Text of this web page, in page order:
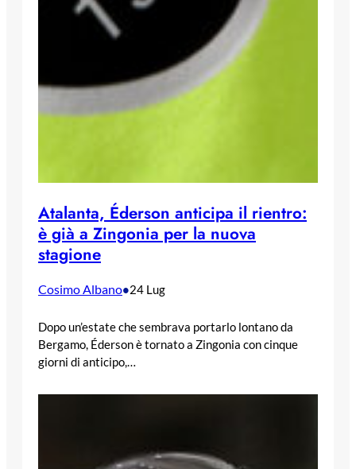
Atalanta, Éderson anticipa il rientro:
è già a Zingonia per la nuova
stagione
Cosimo Albano•24 Lug
Dopo un’estate che sembrava portarlo lontano da
Bergamo, Éderson è tornato a Zingonia con cinque
giorni di anticipo,…